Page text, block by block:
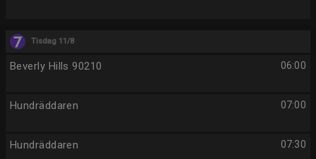
Tisdag 11/8
06:00
Beverly Hills 90210
07:00
Hundräddaren
07:30
Hundräddaren